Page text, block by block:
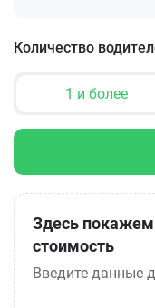
Количество
1 и более
Здесь
стоимость
Введите данные